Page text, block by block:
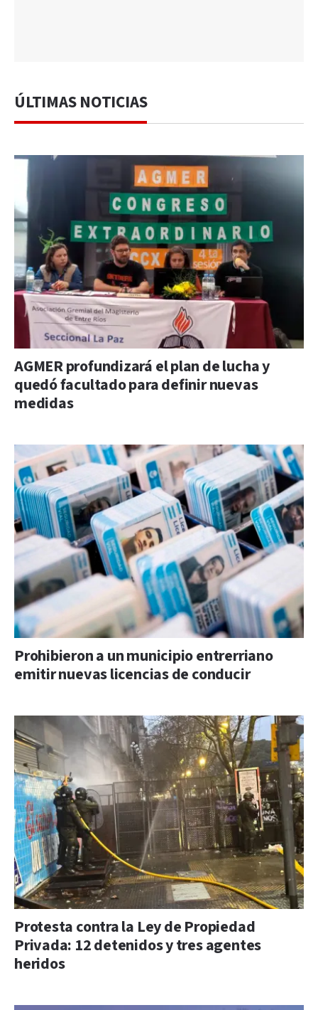
ÚLTIMAS NOTICIAS
AGMER profundizará el plan de lucha y
quedó facultado para definir nuevas
medidas
Prohibieron a un municipio entrerriano
emitir nuevas licencias de conducir
Protesta contra la Ley de Propiedad
Privada: 12 detenidos y tres agentes
heridos